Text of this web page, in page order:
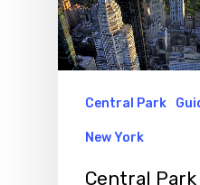
Central Park
New York
Central Park